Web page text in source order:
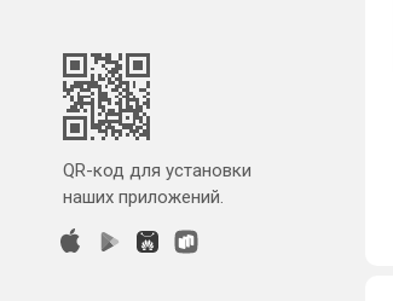
QR-код для установки
наших приложений.